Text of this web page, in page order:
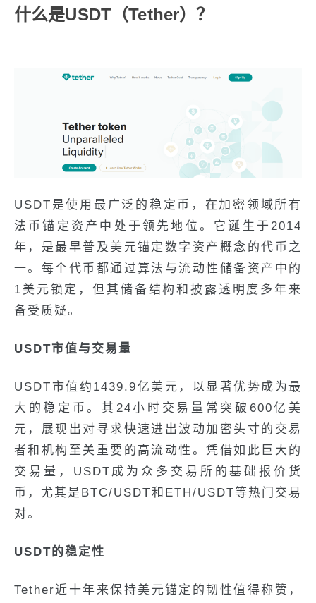
什么是USDT（Tether）？
USDT是使用最广泛的稳定币，在加密领域所有
法币锚定资产中处于领先地位。它诞生于2014
年，是最早普及美元锚定数字资产概念的代币之
一。每个代币都通过算法与流动性储备资产中的
1美元锁定，但其储备结构和披露透明度多年来
备受质疑。
USDT市值与交易量
USDT市值约1439.9亿美元，以显著优势成为最
大的稳定币。其24小时交易量常突破600亿美
元，展现出对寻求快速进出波动加密头寸的交易
者和机构至关重要的高流动性。凭借如此巨大的
交易量，USDT成为众多交易所的基础报价货
币，尤其是BTC/USDT和ETH/USDT等热门交易
对。
USDT的稳定性
Tether近十年来保持美元锚定的韧性值得称赞，